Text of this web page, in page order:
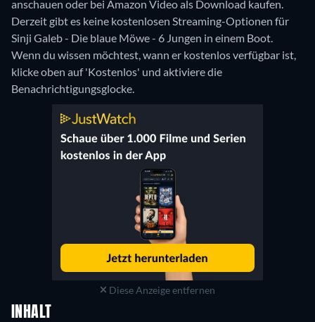
anschauen oder bei Amazon Video als Download kaufen.
Derzeit gibt es keine kostenlosen Streaming-Optionen für
Sinji Galeb - Die blaue Möwe - 6 Jungen in einem Boot.
Wenn du wissen möchtest, wann er kostenlos verfügbar ist,
klicke oben auf 'Kostenlos' und aktiviere die
Benachrichtigungsglocke.
Diese Anzeige entfernen
INHALT